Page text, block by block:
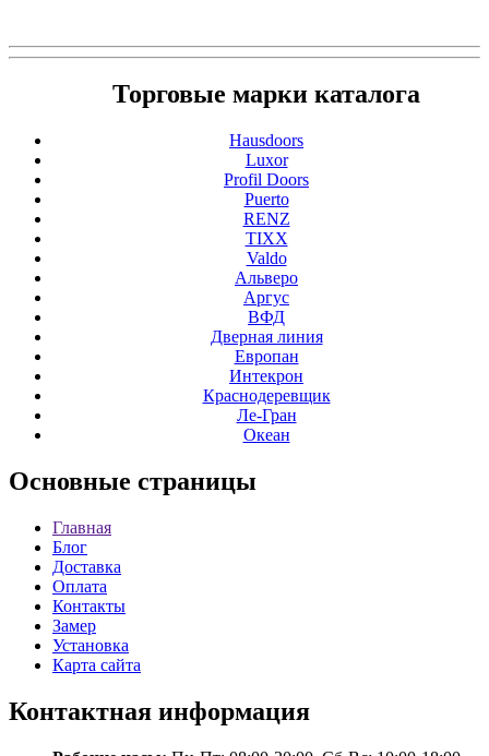
Торговые марки каталога
Hausdoors
Luxor
Profil Doors
Puerto
RENZ
TIXX
Valdo
Альверо
Аргус
ВФД
Дверная линия
Европан
Интекрон
Краснодеревщик
Ле-Гран
Океан
Основные страницы
Главная
Блог
Доставка
Оплата
Контакты
Замер
Установка
Карта сайта
Контактная информация